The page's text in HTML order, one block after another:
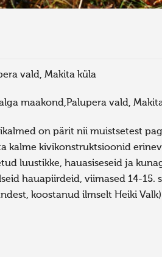
vald, Makita küla
maakond,Palupera vald,
on pärit nii muistsetest
kalme kivikonstruktsioonid
luustikke, hauasiseseid ja
hauapiirdeid, viimased 14-15.
koostanud ilmselt Heiki Valk)